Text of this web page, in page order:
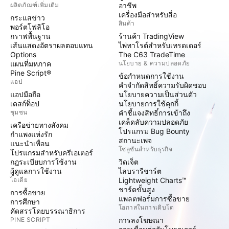
ผลิตภัณฑ์เพิ่มเติม
กระแสข่าว
พอร์ตโฟลิโอ
กราฟพื้นฐาน
เส้นแสดงอัตราผลตอบแทน
Options
แผนที่มหภาค
Pine Script®
แอป
แอปมือถือ
เดสก์ท็อป
ชุมชน
เครือข่ายทางสังคม
กำแพงแห่งรัก
แนะนำเพื่อน
โปรแกรมสำหรับครีเอเตอร์
กฎระเบียบการใช้งาน
ผู้ดูแลการใช้งาน
ไอเดีย
การซื้อขาย
การศึกษา
คัดสรรโดยบรรณาธิการ
PINE SCRIPT
อาชีพ
เครื่องมือสำหรับสื่อ
สินค้า
ร้านค้า TradingView
ไพ่ทาโรต์สำหรับเทรดเดอร์
The C63 TradeTime
นโยบาย & ความปลอดภัย
ข้อกำหนดการใช้งาน
คำจำกัดสิทธิ์ความรับผิดชอบ
นโยบายความเป็นส่วนตัว
นโยบายการใช้คุกกี้
คำชี้แจงสิทธิ์การเข้าถึง
เคล็ดลับความปลอดภัย
โปรแกรม Bug Bounty
สถานะเพจ
โซลูชันสำหรับธุรกิจ
วิดเจ็ต
ไลบรารีชาร์ต
Lightweight Charts™
ชาร์ตขั้นสูง
แพลตฟอร์มการซื้อขาย
โอกาสในการเติบโต
การลงโฆษณา